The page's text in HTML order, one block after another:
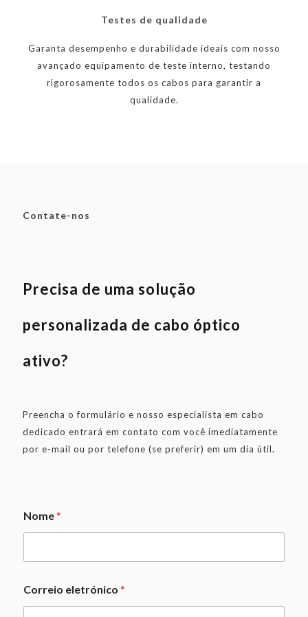
Testes de qualidade
Garanta desempenho e durabilidade ideais com nosso
avançado equipamento de teste interno, testando
rigorosamente todos os cabos para garantir a
qualidade.
Contate-nos
Precisa de uma solução
personalizada de cabo óptico
ativo?
Preencha o formulário e nosso especialista em cabo
dedicado entrará em contato com você imediatamente
por e-mail ou por telefone (se preferir) em um dia útil.
Nome*
M
e
Correio eletrónico *